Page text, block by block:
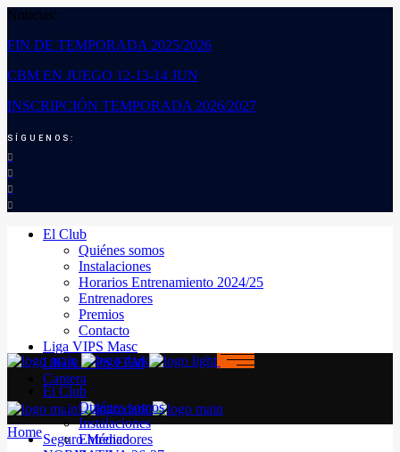
Noticias:
FIN DE TEMPORADA 2025/2026
CBM EN JUEGO 12-13-14 JUN
INSCRIPCIÓN TEMPORADA 2026/2027
SÍGUENOS:
El Club
Quiénes somos
Instalaciones
Horarios Entrenamiento 2024/25
Entrenadores
Premios
Contacto
Liga VIPS Masc
LIGA VIPS FEM
Cantera
Seguro Médico
El Club
Quiénes somos
Instalaciones
Entrenadores
Home